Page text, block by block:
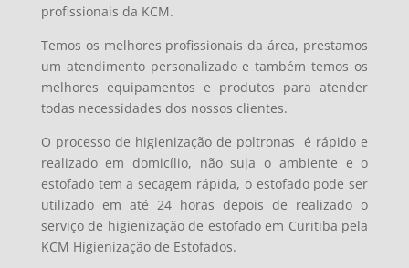
profissionais da KCM.
Temos os melhores profissionais da área, prestamos
um atendimento personalizado e também temos os
melhores equipamentos e produtos para atender
todas necessidades dos nossos clientes.
O processo de higienização de poltronas é rápido e
realizado em domicílio, não suja o ambiente e o
estofado tem a secagem rápida, o estofado pode ser
utilizado em até 24 horas depois de realizado o
serviço de higienização de estofado em Curitiba pela
KCM Higienização de Estofados.